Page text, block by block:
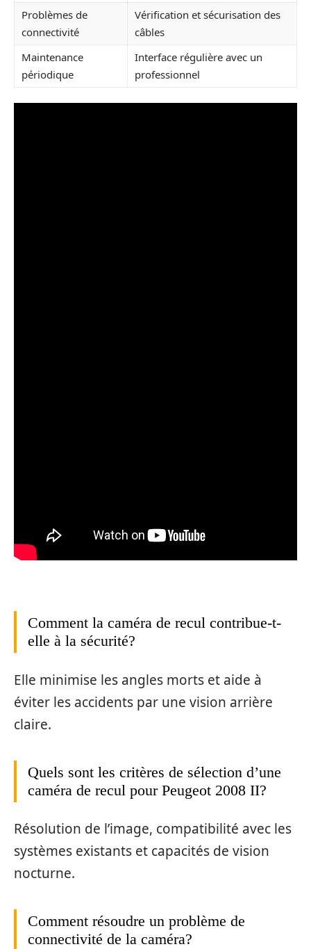
Problèmes de
connectivité
Vérification et sécurisation des
câbles
Maintenance
périodique
Interface régulière avec un
professionnel
Comment la caméra de recul contribue-t-
elle à la sécurité?
Elle minimise les angles morts et aide à
éviter les accidents par une vision arrière
claire.
Quels sont les critères de sélection d’une
caméra de recul pour Peugeot 2008 II?
Résolution de l’image, compatibilité avec les
systèmes existants et capacités de vision
nocturne.
Comment résoudre un problème de
connectivité de la caméra?